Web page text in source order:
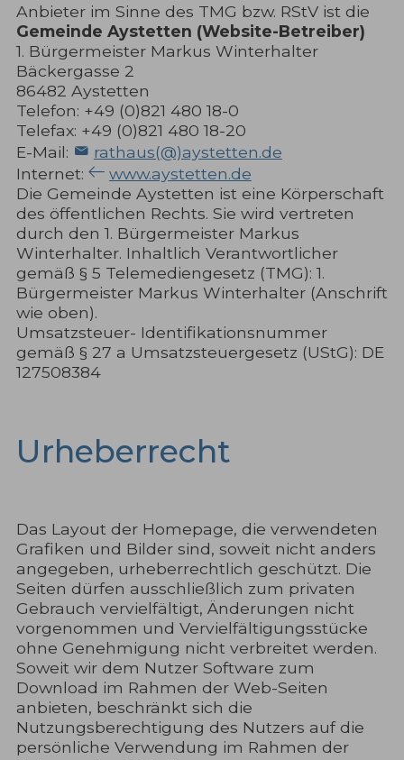
Anbieter im Sinne des TMG bzw. RStV ist die
Gemeinde Aystetten (Website-Betreiber)
1. Bürgermeister Markus Winterhalter
Bäckergasse 2
86482 Aystetten
Telefon: +49 (0)821 480 18-0
Telefax: +49 (0)821 480 18-20
E-Mail:
rathaus(@)aystetten.de
Internet:
www.aystetten.de
Die Gemeinde Aystetten ist eine Körperschaft
des öffentlichen Rechts. Sie wird vertreten
durch den 1. Bürgermeister Markus
Winterhalter. Inhaltlich Verantwortlicher
gemäß § 5 Telemediengesetz (TMG): 1.
Bürgermeister Markus Winterhalter (Anschrift
wie oben).
Umsatzsteuer- Identifikationsnummer
gemäß § 27 a Umsatzsteuergesetz (UStG): DE
127508384
Urheberrecht
Das Layout der Homepage, die verwendeten
Grafiken und Bilder sind, soweit nicht anders
angegeben, urheberrechtlich geschützt. Die
Seiten dürfen ausschließlich zum privaten
Gebrauch vervielfältigt, Änderungen nicht
vorgenommen und Vervielfältigungsstücke
ohne Genehmigung nicht verbreitet werden.
Soweit wir dem Nutzer Software zum
Download im Rahmen der Web-Seiten
anbieten, beschränkt sich die
Nutzungsberechtigung des Nutzers auf die
persönliche Verwendung im Rahmen der